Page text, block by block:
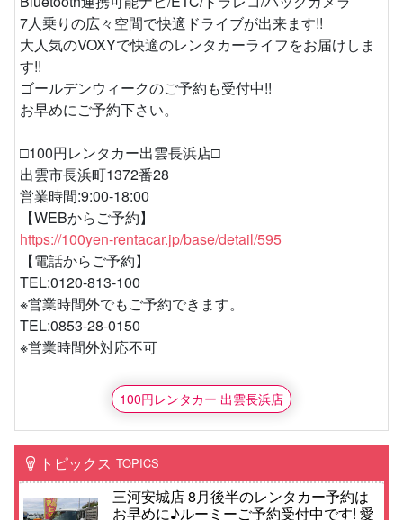
7人乗りの広々空間で快適ドライブが出来ます!!
大人気のVOXYで快適のレンタカーライフをお届けしま
す!!
ゴールデンウィークのご予約も受付中!!
お早めにご予約下さい。
□100円レンタカー出雲長浜店□
出雲市長浜町1372番28
営業時間:9:00-18:00
【WEBからご予約】
https://100yen-rentacar.jp/base/detail/595
【電話からご予約】
TEL:0120-813-100
※営業時間外でもご予約できます。
TEL:0853-28-0150
※営業時間外対応不可
100円レンタカー 出雲長浜店
トピックス TOPICS
三河安城店 8月後半のレンタカー予約は
お早めに♪ルーミーご予約受付中です! 愛